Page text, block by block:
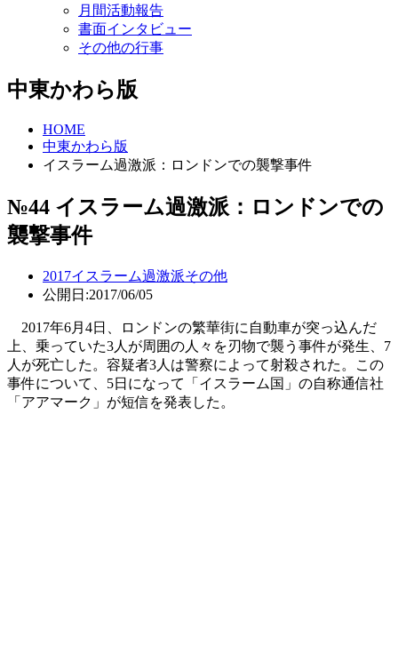
月間活動報告
書面インタビュー
その他の行事
中東かわら版
HOME
中東かわら版
イスラーム過激派：ロンドンでの襲撃事件
№44 イスラーム過激派：ロンドンでの
襲撃事件
2017イスラーム過激派その他
公開日:2017/06/05
2017年6月 4日、ロンドンの繁華街に自動車が突っ込んだ
上、乗っていた3人が周囲の人々を刃物で襲う事件が発生、 7
人が死亡した。容疑者3人は警察によって射殺された。この
事件について、 5日になって「イスラーム国」の自称通信社
「アアマーク」が短信を発表した。